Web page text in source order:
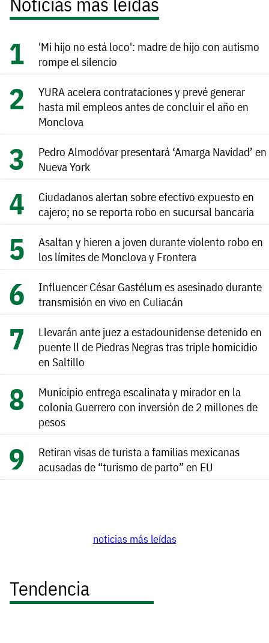
'Mi hijo no está loco': madre de hijo con autismo
rompe el silencio
YURA acelera contrataciones y prevé generar
hasta mil empleos antes de concluir el año en
Monclova
Pedro Almodóvar presentará ‘Amarga Navidad’ en
Nueva York
Ciudadanos alertan sobre efectivo expuesto en
cajero; no se reporta robo en sucursal bancaria
Asaltan y hieren a joven durante violento robo en
los límites de Monclova y Frontera
Influencer César Gastélum es asesinado durante
transmisión en vivo en Culiacán
Llevarán ante juez a estadounidense detenido en
puente ll de Piedras Negras tras triple homicidio
en Saltillo
Municipio entrega escalinata y mirador en la
colonia Guerrero con inversión de 2 millones de
pesos
Retiran visas de turista a familias mexicanas
acusadas de “turismo de parto” en EU
noticias más leídas
Tendencia